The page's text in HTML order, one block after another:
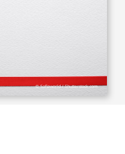
© Sofiaworld / Shutterstock.com